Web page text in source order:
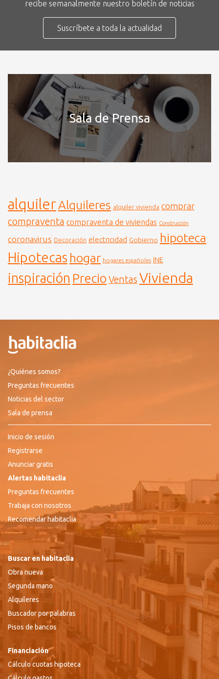
recibe semanalmente nuestro boletín de noticias
Suscríbete a toda la actualidad
Sala de Prensa
alquilerAlquileres alquiler vivienda comprar
compraventa compraventa de viviendas Construcción
coronavirus Decoración electricidad Gobierno hipoteca
Hipotecas hogar hogares españoles INE
inspiración Precio Ventas Vivienda
¿Quiénes somos?
Preguntas frecuentes
Noticias del sector
Sala de prensa
Inicio de sesión
Registrarse
Anunciar gratis
Alertas habitaclia
Preguntas frecuentes
Trabaja con nosotros
Recomendar habitaclia
Buscar en habitaclia
Obra nueva
Segunda mano
Alquileres
Buscador por palabras
Pisos de bancos
Financiación
Cálculo cuotas hipoteca